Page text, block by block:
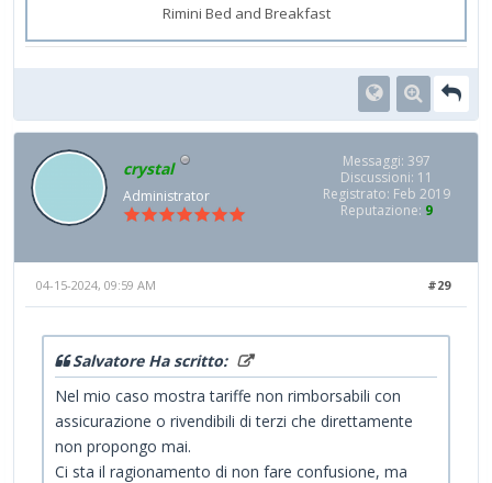
Rimini Bed and Breakfast
crystal
Administrator
Messaggi: 397
Discussioni: 11
Registrato: Feb 2019
Reputazione: 9
#29
04-15-2024, 09:59 AM
Salvatore Ha scritto:
Nel mio caso mostra tariffe non rimborsabili con
assicurazione o rivendibili di terzi che direttamente
non propongo mai.
Ci sta il ragionamento di non fare confusione, ma